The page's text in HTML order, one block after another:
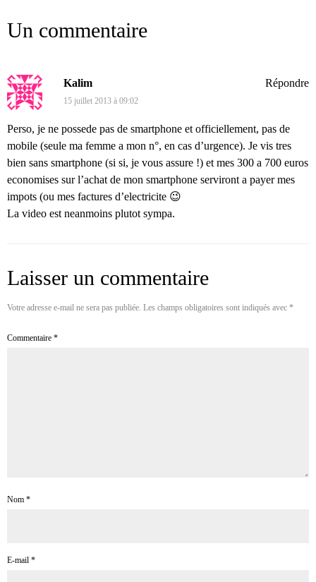
Un commentaire
Kalim
15 juillet 2013 à 09:02
Perso, je ne possede pas de smartphone et officiellement, pas de
mobile (seule ma femme a mon n°, en cas d’urgence). Je vis tres
bien sans smartphone (si si, je vous assure !) et mes 300 a 700 euros
economises sur l’achat de mon smartphone serviront a payer mes
impots (ou mes factures d’electricite 😉
La video est neanmoins plutot sympa.
Répondre
Laisser un commentaire
Votre adresse e-mail ne sera pas publiée. Les champs obligatoires sont indiqués avec *
Commentaire *
Nom *
E-mail *